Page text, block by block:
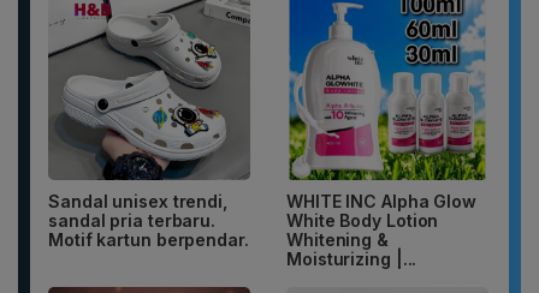
Sandal unisex trendi,
sandal pria terbaru.
Motif kartun berpendar.
WHITE INC Alpha Glow
White Body Lotion
Whitening &
Moisturizing |...